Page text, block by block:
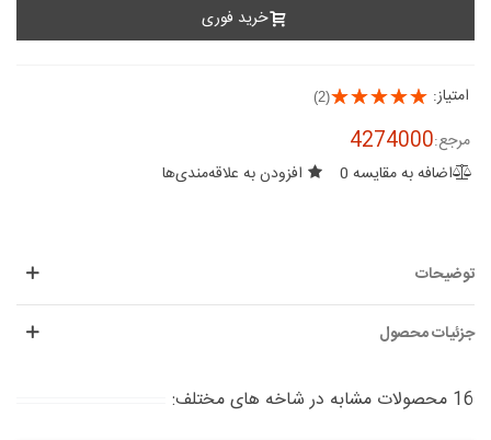
خرید فوری
امتیاز: (2)
مرجع:4274000
اضافه به مقایسه 0 افزودن به علاقه‌مندی‌ها
توضیحات
جزئیات محصول
16 محصولات مشابه در شاخه های مختلف: